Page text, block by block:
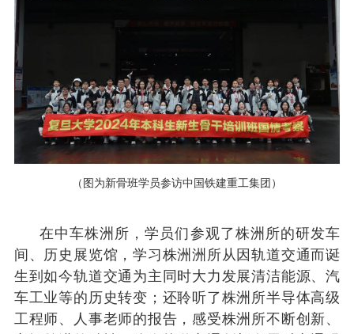
（ 图为新骨班学员参访中国铁建重工集团 ）
在中车株洲所，学员们参观了株洲所的研发车
间、历史展览馆，学习株洲洲所从因轨道交通而诞
生到如今轨道交通为主同时大力发展清洁能源、汽
车工业等的历史转变；还聆听了株洲所半导体高级
工程师、人事老师的报告，感受株洲所不断创新、